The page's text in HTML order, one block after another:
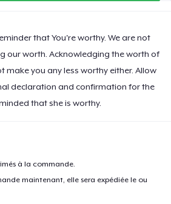
that You're worthy. We are not
our worth. Acknowledging the worth of
make you any less worthy either. Allow
declaration and confirmation for the
that she is worthy.
à la commande.
maintenant, elle sera expédiée le ou